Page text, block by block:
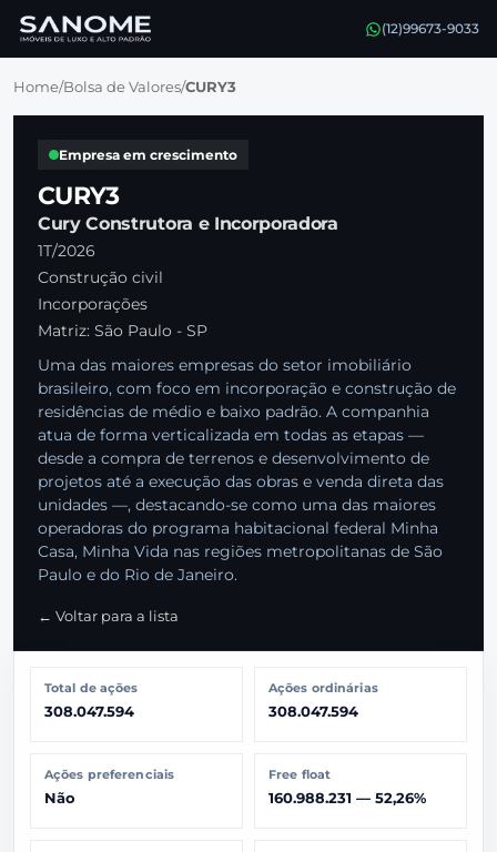
(12)99673-9033
Home/Bolsa de Valores/CURY3
Empresa em crescimento
CURY3
Cury Construtora e Incorporadora
1T/2026
Construção civil
Incorporações
Matriz: São Paulo - SP
Uma das maiores empresas do setor imobiliário
brasileiro, com foco em incorporação e construção de
residências de médio e baixo padrão. A companhia
atua de forma verticalizada em todas as etapas —
desde a compra de terrenos e desenvolvimento de
projetos até a execução das obras e venda direta das
unidades —, destacando-se como uma das maiores
operadoras do programa habitacional federal Minha
Casa, Minha Vida nas regiões metropolitanas de São
Paulo e do Rio de Janeiro.
← Voltar para a lista
Total de ações
308.047.594
Ações ordinárias
308.047.594
Ações preferenciais
Não
Free float
160.988.231 — 52,26%